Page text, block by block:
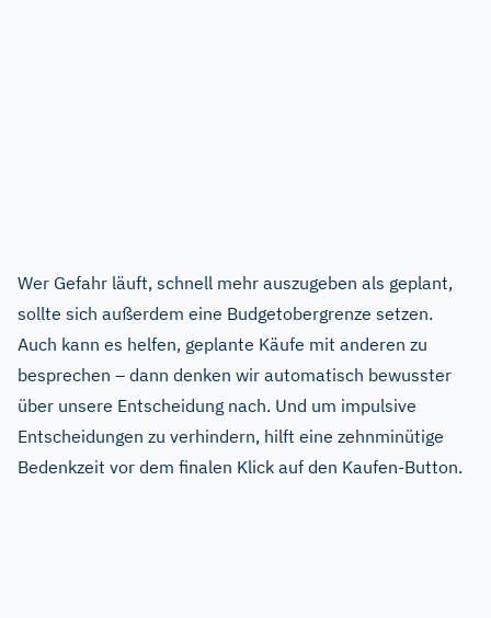
Wer Gefahr läuft, schnell mehr auszugeben als geplant,
sollte sich außerdem eine Budgetobergrenze setzen.
Auch kann es helfen, geplante Käufe mit anderen zu
besprechen – dann denken wir automatisch bewusster
über unsere Entscheidung nach. Und um impulsive
Entscheidungen zu verhindern, hilft eine zehnminütige
Bedenkzeit vor dem finalen Klick auf den Kaufen-Button.